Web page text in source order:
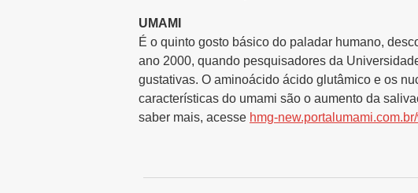
UMAMI
É o quinto gosto básico do paladar humano,
ano 2000, quando pesquisadores da
gustativas. O aminoácido ácido glutâmico e os
características do umami são o aumento da
saber mais, acesse hmg-